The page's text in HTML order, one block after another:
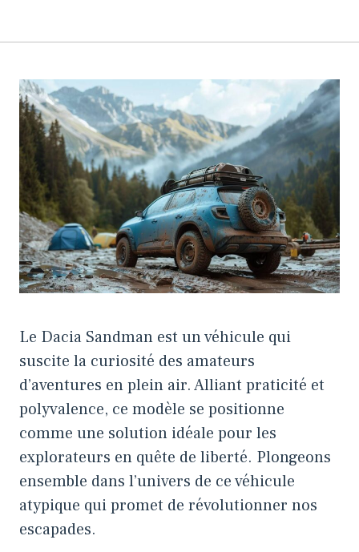
Le Dacia Sandman est un véhicule qui
suscite la curiosité des amateurs
d’aventures en plein air. Alliant praticité et
polyvalence, ce modèle se positionne
comme une solution idéale pour les
explorateurs en quête de liberté. Plongeons
ensemble dans l’univers de ce véhicule
atypique qui promet de révolutionner nos
escapades.